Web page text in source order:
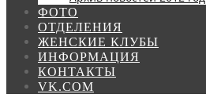
ФОТО
ОТДЕЛЕНИЯ
ЖЕНСКИЕ КЛУБЫ
ИНФОРМАЦИЯ
КОНТАКТЫ
VK.COM